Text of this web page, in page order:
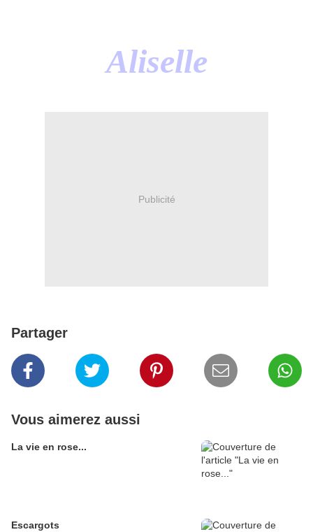
Aliselle
Publicité
Partager
Vous aimerez aussi
La vie en rose...
Escargots